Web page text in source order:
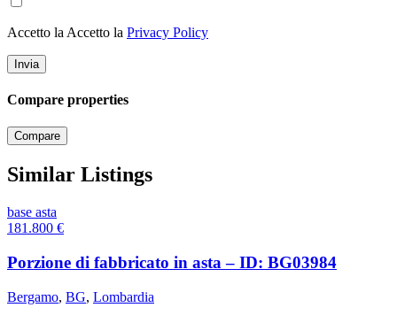
Accetto la Accetto la Privacy Policy
Compare properties
Compare
Similar Listings
base asta
181.800 €
Porzione di fabbricato in asta – ID: BG03984
Bergamo, BG, Lombardia